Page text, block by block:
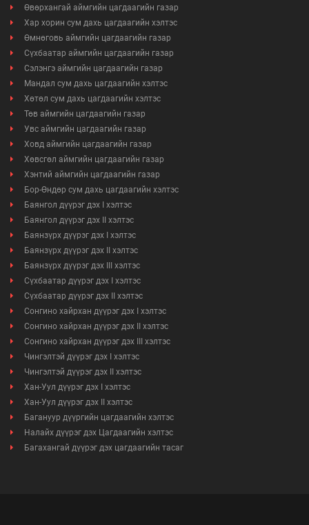
Өвөрхангай аймгийн цагдаагийн газар
Хар хорин сум дахь цагдаагийн хэлтэс
Өмнөговь аймгийн цагдаагийн газар
Сүхбаатар аймгийн цагдаагийн газар
Сэлэнгэ аймгийн цагдаагийн газар
Мандал сум дахь цагдаагийн хэлтэс
Хөтөл сум дахь цагдаагийн хэлтэс
Төв аймгийн цагдаагийн газар
Увс аймгийн цагдаагийн газар
Ховд аймгийн цагдаагийн газар
Хөвсгөл аймгийн цагдаагийн газар
Хэнтий аймгийн цагдаагийн газар
Бор-Өндөр сум дахь цагдаагийн хэлтэс
Баянгол дүүрэг дэх I хэлтэс
Баянгол дүүрэг дэх II хэлтэс
Баянзүрх дүүрэг дэх I хэлтэс
Баянзүрх дүүрэг дэх II хэлтэс
Баянзүрх дүүрэг дэх III хэлтэс
Сүхбаатар дүүрэг дэх I хэлтэс
Сүхбаатар дүүрэг дэх II хэлтэс
Сонгино хайрхан дүүрэг дэх I хэлтэс
Сонгино хайрхан дүүрэг дэх II хэлтэс
Сонгино хайрхан дүүрэг дэх III хэлтэс
Чингэлтэй дүүрэг дэх I хэлтэс
Чингэлтэй дүүрэг дэх II хэлтэс
Хан-Уул дүүрэг дэх I хэлтэс
Хан-Уул дүүрэг дэх II хэлтэс
Багануур дүүргийн цагдаагийн хэлтэс
Налайх дүүрэг дэх Цагдаагийн хэлтэс
Багахангай дүүрэг дэх цагдаагийн тасаг